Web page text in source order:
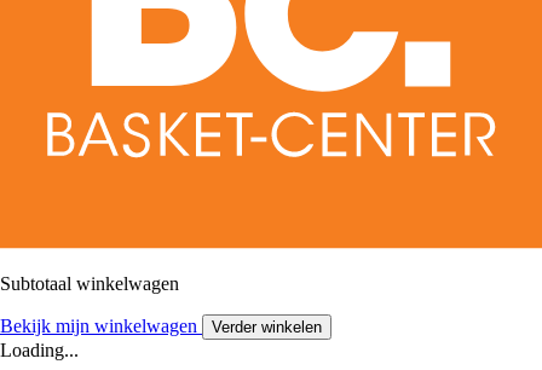
Subtotaal winkelwagen
Bekijk mijn winkelwagen Verder winkelen
Loading...